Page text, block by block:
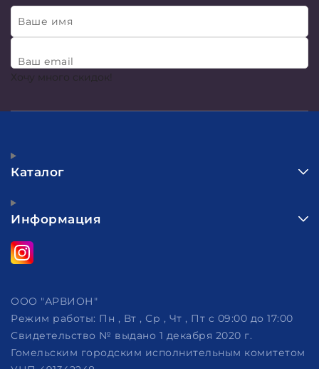
Ваше имя
Ваш email
Хочу много скидок!
Каталог
Информация
ООО "АРВИОН"
Режим работы: Пн , Вт , Ср , Чт , Пт c 09:00 до 17:00
Свидетельство № выдано 1 декабря 2020 г.
Гомельским городским исполнительным комитетом